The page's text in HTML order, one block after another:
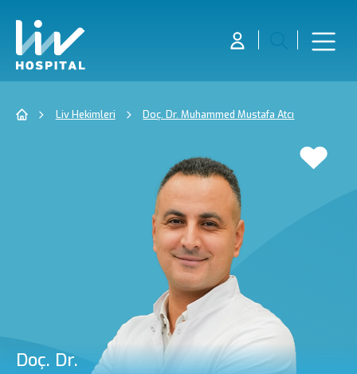
Liv Hekimleri Doç. Dr. Muhammed Mustafa Atcı
Doç. Dr.